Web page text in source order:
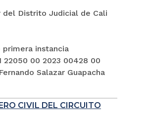
del Distrito Judicial de Cali
instancia
22050 00 2023 00428 00
Salazar Guapacha
CIVIL DEL CIRCUITO